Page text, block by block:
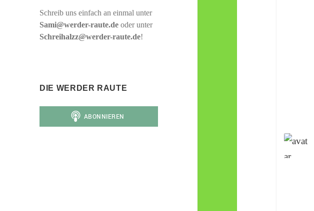
Schreib uns einfach an einmal unter
Sami@werder-raute.de oder unter
Schreihalzz@werder-raute.de!
DIE WERDER RAUTE